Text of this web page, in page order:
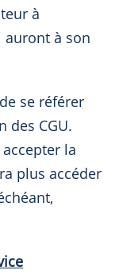
à
auront à son
se référer
des CGU.
la
plus accéder